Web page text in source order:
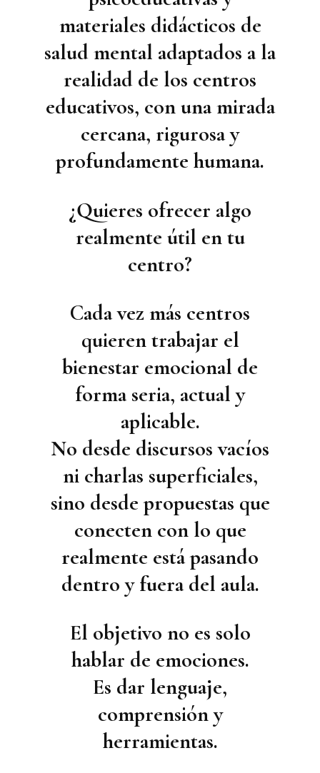
materiales didácticos de
salud mental adaptados a la
realidad de los centros
educativos, con una mirada
cercana, rigurosa y
profundamente humana.
¿Quieres ofrecer algo
realmente útil en tu
centro?
Cada vez más centros
quieren trabajar el
bienestar emocional de
forma seria, actual y
aplicable.
No desde discursos vacíos
ni charlas superficiales,
sino desde propuestas que
conecten con lo que
realmente está pasando
dentro y fuera del aula.
El objetivo no es solo
hablar de emociones.
Es dar lenguaje,
comprensión y
herramientas.